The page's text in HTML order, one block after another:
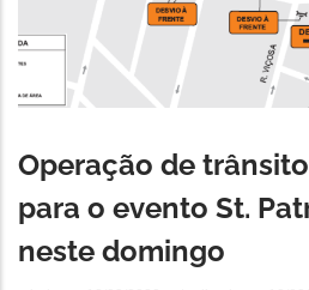
Operação de
para o evento St.
neste domingo